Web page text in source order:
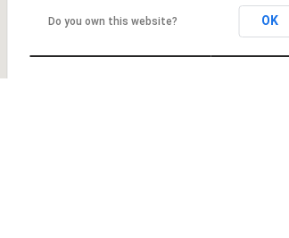
Do you own this website? OK